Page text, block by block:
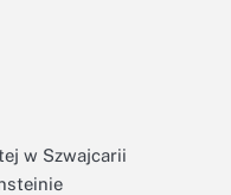
w Szwajcarii